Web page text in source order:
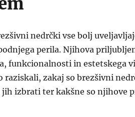
nedrčki vse bolj
perila. Njihova
funkcionalnosti in estetskega
raziskali, zakaj so brezšivni
jih izbrati ter kakšne so njihove